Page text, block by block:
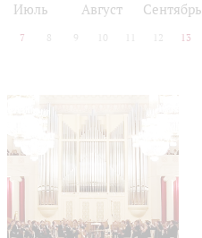
Июль Август Сентябрь
7 8 9 10 12 13